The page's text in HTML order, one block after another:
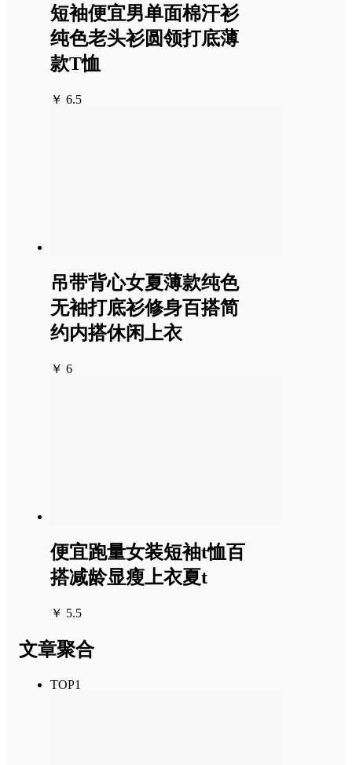
短袖便宜男单面棉汗衫
纯色老头衫圆领打底薄
款T恤
￥ 6.5
吊带背心女夏薄款纯色
无袖打底衫修身百搭简
约内搭休闲上衣
￥ 6
便宜跑量女装短袖t恤百
搭减龄显瘦上衣夏t
￥ 5.5
文章聚合
TOP1